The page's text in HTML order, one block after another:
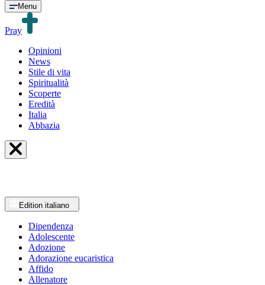
Menu
Pray
Opinioni
News
Stile di vita
Spiritualità
Scoperte
Eredità
Italia
Abbazia
Edition italiano
Dipendenza
Adolescente
Adozione
Adorazione eucaristica
Affido
Allenatore